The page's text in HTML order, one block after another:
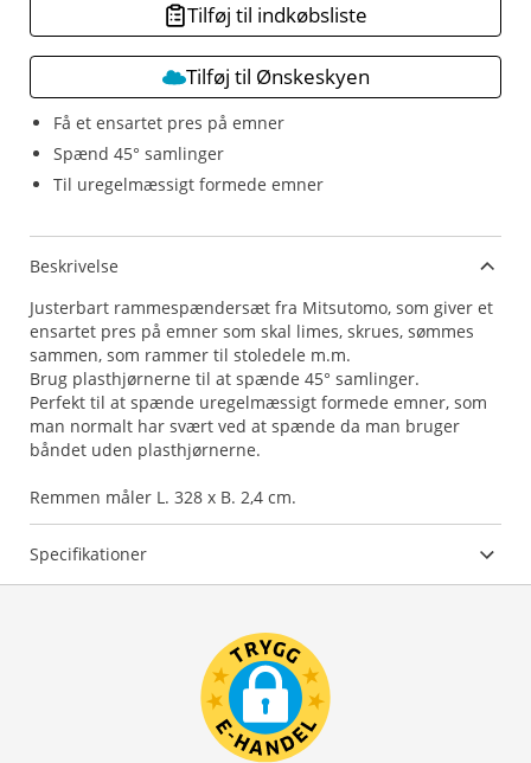
Få et ensartet pres på emner
Spænd 45° samlinger
Til uregelmæssigt formede emner
Tilføj til indkøbsliste
Tilføj til Ønskeskyen
Beskrivelse
Justerbart rammespændersæt fra Mitsutomo, som giver et
ensartet pres på emner som skal limes, skrues, sømmes
sammen, som rammer til stoledele m.m.
Brug plasthjørnerne til at spænde 45° samlinger.
Perfekt til at spænde uregelmæssigt formede emner, som
man normalt har svært ved at spænde da man bruger
båndet uden plasthjørnerne.
Remmen måler L. 328 x B. 2,4 cm.
Specifikationer